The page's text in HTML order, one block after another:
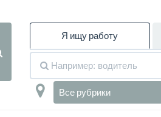
Я ищу работу
Все рубрики